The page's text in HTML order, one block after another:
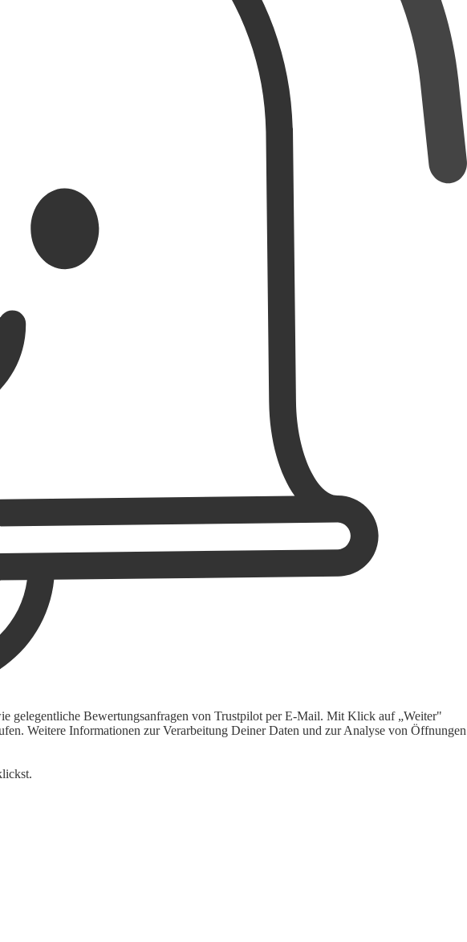
gelegentliche Bewertungsanfragen von Trustpilot per E-Mail. Mit Klick auf „Weiter"
Weitere Informationen zur Verarbeitung Deiner Daten und zur Analyse von Öffnungen